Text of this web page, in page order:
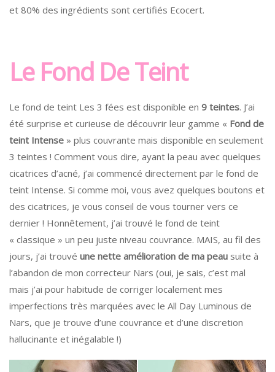
et 80% des ingrédients sont certifiés Ecocert.
Le Fond De Teint
Le fond de teint Les 3 fées est disponible en 9 teintes. J’ai
été surprise et curieuse de découvrir leur gamme « Fond de
teint Intense » plus couvrante mais disponible en seulement
3 teintes ! Comment vous dire, ayant la peau avec quelques
cicatrices d’acné, j’ai commencé directement par le fond de
teint Intense. Si comme moi, vous avez quelques boutons et
des cicatrices, je vous conseil de vous tourner vers ce
dernier ! Honnêtement, j’ai trouvé le fond de teint
« classique » un peu juste niveau couvrance. MAIS, au fil des
jours, j’ai trouvé une nette amélioration de ma peau suite à
l’abandon de mon correcteur Nars (oui, je sais, c’est mal
mais j’ai pour habitude de corriger localement mes
imperfections très marquées avec le All Day Luminous de
Nars, que je trouve d’une couvrance et d’une discretion
hallucinante et inégalable !)